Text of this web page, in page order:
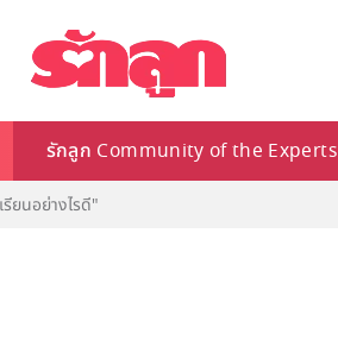
รักลูก Community of the Experts
รียนอย่างไรดี"